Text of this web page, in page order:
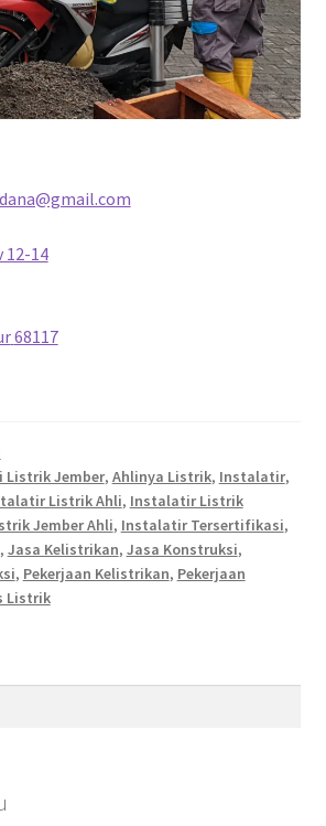
12-14
68117
Listrik Jember, Ahlinya Listrik, Instalatir,
Listrik Ahli, Instalatir Listrik
Jember Ahli, Instalatir Tersertifikasi,
, Jasa Kelistrikan, Jasa Konstruksi,
, Pekerjaan Kelistrikan, Pekerjaan
Listrik